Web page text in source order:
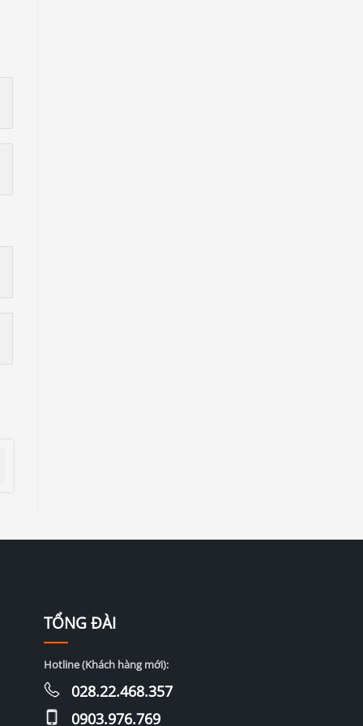
TỔNG ĐÀI
Hotline (Khách hàng mới):
028.22.468.357
0903.976.769